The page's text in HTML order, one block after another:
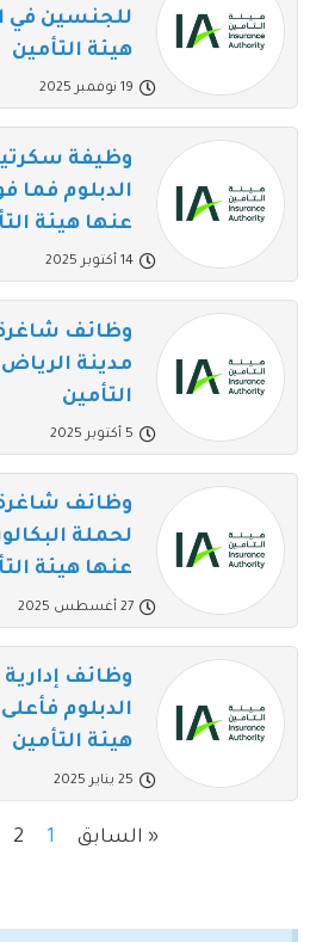
للجنسين في
هيئة التأمين
19 نوفمبر 2025
وظيفة
الدبلوم فما
عنها هيئة
14 أكتوبر 2025
وظائف شاغرة
مدينة
التأمين
5 أكتوبر 2025
وظائف
لحملة
عنها هيئة
27 أغسطس 2025
وظائف
الدبلوم
هيئة التأمين
25 يناير 2025
« السابق 1
2